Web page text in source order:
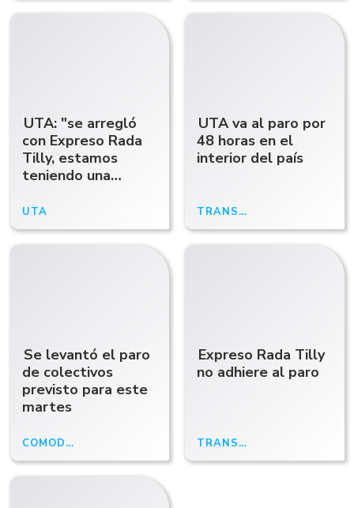
UTA: "se arregló
con Expreso Rada
Tilly, estamos
teniendo una
Patagonia
Argentina y
Diadema"
UTA
UTA va al paro por
48 horas en el
interior del país
TRANSPORTE
Se levantó el paro
de colectivos
previsto para este
martes
COMODORO RIVADAVIA
Expreso Rada Tilly
no adhiere al paro
TRANSPORTE